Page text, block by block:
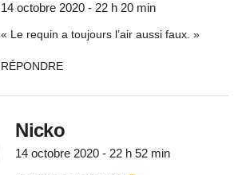
14 octobre 2020 - 22 h 20 min
« Le requin a toujours l’air aussi faux. »
RÉPONDRE
Nicko
14 octobre 2020 - 22 h 52 min